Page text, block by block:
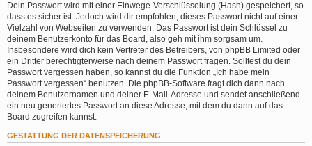
Dein Passwort wird mit einer Einwege-Verschlüsselung (Hash) gespeichert, so
dass es sicher ist. Jedoch wird dir empfohlen, dieses Passwort nicht auf einer
Vielzahl von Webseiten zu verwenden. Das Passwort ist dein Schlüssel zu
deinem Benutzerkonto für das Board, also geh mit ihm sorgsam um.
Insbesondere wird dich kein Vertreter des Betreibers, von phpBB Limited oder
ein Dritter berechtigterweise nach deinem Passwort fragen. Solltest du dein
Passwort vergessen haben, so kannst du die Funktion „Ich habe mein
Passwort vergessen“ benutzen. Die phpBB-Software fragt dich dann nach
deinem Benutzernamen und deiner E-Mail-Adresse und sendet anschließend
ein neu generiertes Passwort an diese Adresse, mit dem du dann auf das
Board zugreifen kannst.
GESTATTUNG DER DATENSPEICHERUNG